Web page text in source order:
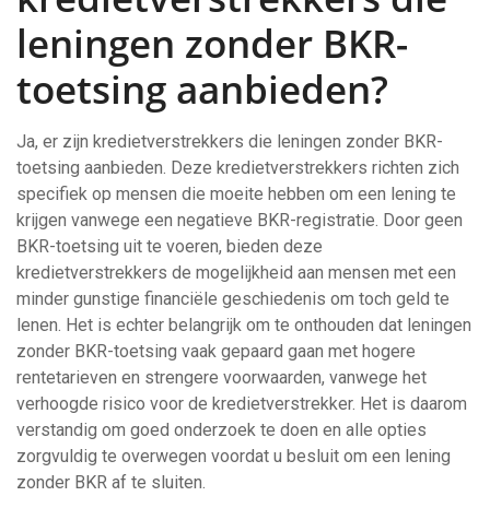
leningen zonder BKR-
toetsing aanbieden?
Ja, er zijn kredietverstrekkers die leningen zonder BKR-
toetsing aanbieden. Deze kredietverstrekkers richten zich
specifiek op mensen die moeite hebben om een lening te
krijgen vanwege een negatieve BKR-registratie. Door geen
BKR-toetsing uit te voeren, bieden deze
kredietverstrekkers de mogelijkheid aan mensen met een
minder gunstige financiële geschiedenis om toch geld te
lenen. Het is echter belangrijk om te onthouden dat leningen
zonder BKR-toetsing vaak gepaard gaan met hogere
rentetarieven en strengere voorwaarden, vanwege het
verhoogde risico voor de kredietverstrekker. Het is daarom
verstandig om goed onderzoek te doen en alle opties
zorgvuldig te overwegen voordat u besluit om een lening
zonder BKR af te sluiten.